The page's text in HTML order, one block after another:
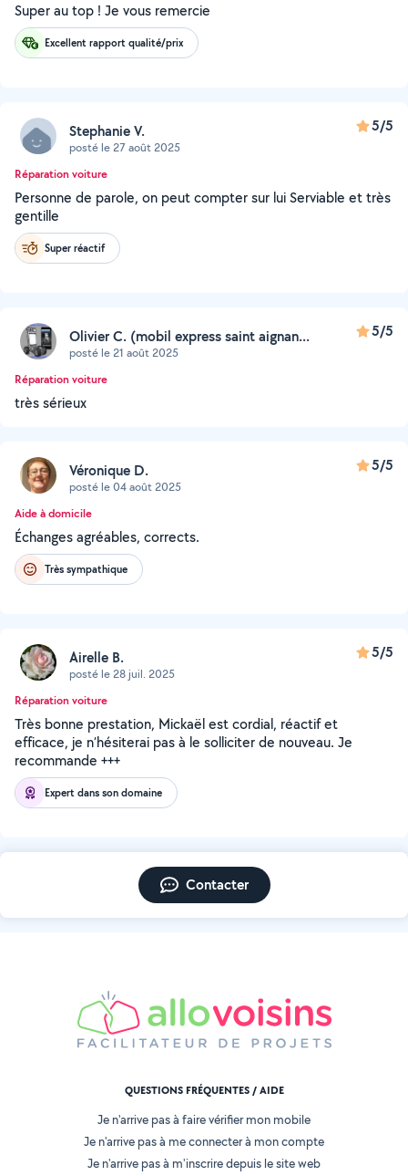
Super au top ! Je vous remercie
Excellent rapport qualité/prix
Stephanie V.
posté le 27 août 2025
5/5
Réparation voiture
Personne de parole, on peut compter sur lui Serviable et très
gentille
Super réactif
Olivier C. (mobil express saint aignan...
posté le 21 août 2025
5/5
Réparation voiture
très sérieux
Véronique D.
posté le 04 août 2025
5/5
Aide à domicile
Échanges agréables, corrects.
Très sympathique
Airelle B.
posté le 28 juil. 2025
5/5
Réparation voiture
Très bonne prestation, Mickaël est cordial, réactif et
efficace, je n’hésiterai pas à le solliciter de nouveau. Je
recommande +++
Expert dans son domaine
Contacter
QUESTIONS FRÉQUENTES / AIDE
Je n'arrive pas à faire vérifier mon mobile
Je n'arrive pas à me connecter à mon compte
Je n'arrive pas à m'inscrire depuis le site web